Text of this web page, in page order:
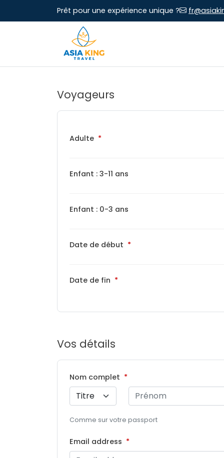
Prêt pour une expérience unique ?
Voyageurs
Adulte
Enfant : 3-11 ans
Enfant : 0-3 ans
Date de début
Date de fin
Vos détails
Nom complet
Comme sur votre passport
Email address